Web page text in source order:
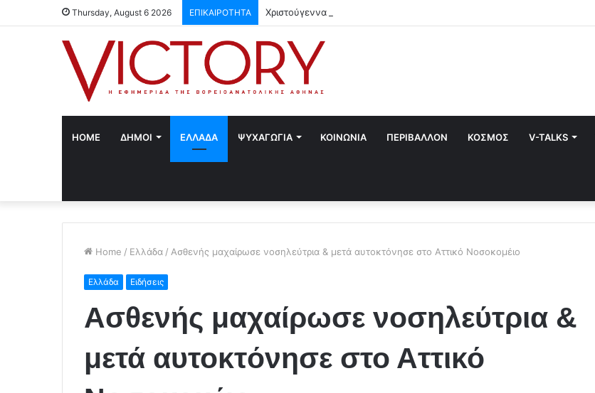
Thursday, August 6 2026 ΕΠΙΚΑΙΡΟΤΗΤΑ Χριστούγεννα στο Χαλάνδρι- Ολες οι εκδηλώσεις του Δήμου
HOME ΔΗΜΟΙ ΕΛΛΑΔΑ ΨΥΧΑΓΩΓΙΑ ΚΟΙΝΩΝΙΑ ΠΕΡΙΒΑΛΛΟΝ ΚΟΣΜΟΣ V-TALKS
Home / Ελλάδα / Ασθενής μαχαίρωσε νοσηλεύτρια & μετά αυτοκτόνησε στο Αττικό Νοσοκομέιο
Ελλάδα Ειδήσεις
Ασθενής μαχαίρωσε νοσηλεύτρια &
μετά αυτοκτόνησε στο Αττικό